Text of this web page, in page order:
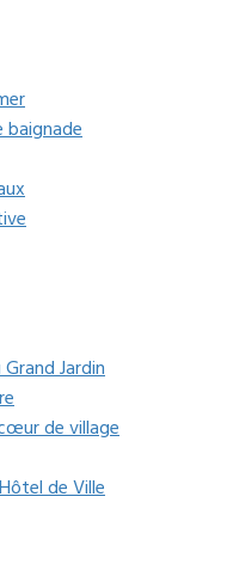
baignade
Jardin
de village
de Ville